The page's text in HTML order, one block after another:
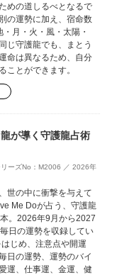
めの道しるべとなるで
の運勢に加え、宿命数
月・火・風・太陽・
じ守護龍でも、まとう
命は異なるため、自分
ことができます。
が導く守護龍占術
ーズNo：M2006 ／ 2026年
世の中に衝撃を与えて
Me Doが占う、守護龍
。2026年9月から2027
日の運勢を収録してい
じめ、注意点や開運
日の運勢、運勢のバイ
運、仕事運、金運、健